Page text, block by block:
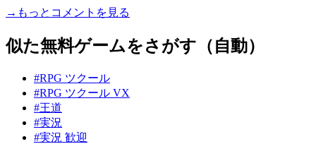
→もっとコメントを見る
似た無料ゲームをさがす（自動）
#RPG ツクール
#RPG ツクール VX
#王道
#実況
#実況 歓迎